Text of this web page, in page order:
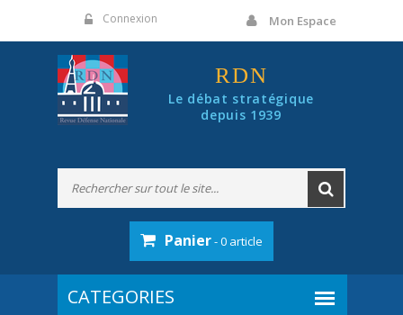
Connexion Mon Espace
RDN
Le débat stratégique
depuis 1939
Panier- 0 article